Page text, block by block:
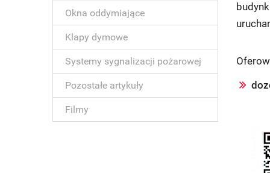
Okna oddymiające
Klapy dymowe
Systemy sygnalizacji pożarowej
Pozostałe artykuły
Filmy